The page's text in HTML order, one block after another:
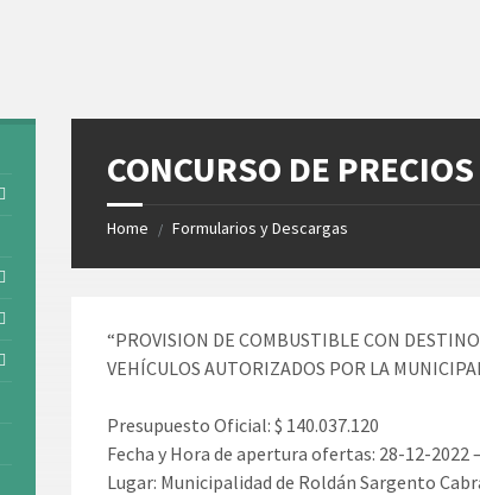
CONCURSO DE
Home / Formularios y Descargas
“PROVISION DE COMBUSTIBLE CON
VEHÍCULOS AUTORIZADOS POR LA
Presupuesto Oficial: $ 140.037.120
Fecha y Hora de apertura ofertas: 28-12-2022
Lugar: Municipalidad de Roldán Sargento